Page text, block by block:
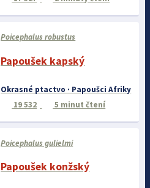
Poicephalus robustus
Papoušek kapský
Okrasné ptactvo · Papoušci Afriky
19 532
5 minut čtení
Poicephalus gulielmi
Papoušek konžský